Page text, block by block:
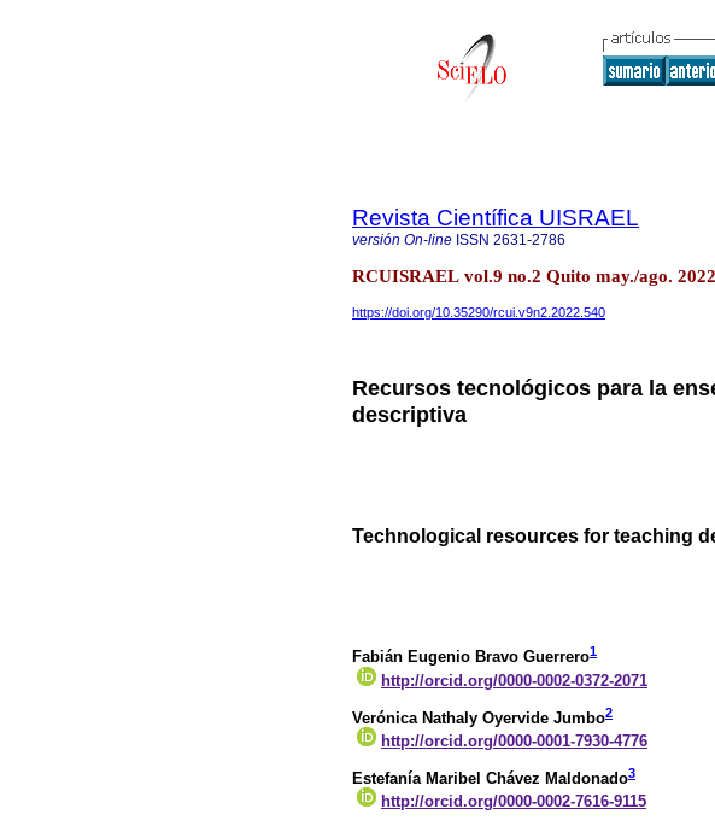
Revista Científica UISRAEL
versión On-line ISSN 2631-2786
RCUISRAEL vol.9 no.2 Quito may./ago.
https://doi.org/10.35290/rcui.v9n2.2022.540
Recursos tecnológicos para la
descriptiva
Technological resources for teaching
Fabián Eugenio Bravo Guerrero1
http://orcid.org/0000-0002-0372-2071
Verónica Nathaly Oyervide Jumbo2
http://orcid.org/0000-0001-7930-4776
Estefanía Maribel Chávez Maldonado3
http://orcid.org/0000-0002-7616-9115